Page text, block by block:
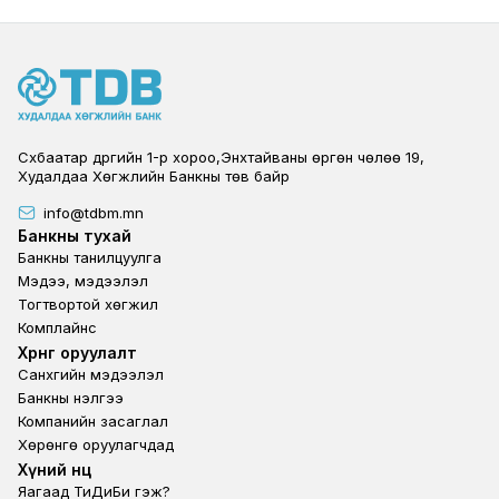
Сүхбаатар дүүргийн 1-р хороо,Энхтайваны өргөн чөлөө 19,
Худалдаа Хөгжлийн Банкны төв байр
info@tdbm.mn
Footer
Банкны тухай
Банкны танилцуулга
Мэдээ, мэдээлэл
Тогтвортой хөгжил
Комплайнс
Footer third
Хөрөнгө оруулалт
Санхүүгийн мэдээлэл
Банкны үнэлгээ
Компанийн засаглал
Хөрөнгө оруулагчдад
Footer second
Хүний нөөц
Яагаад ТиДиБи гэж?